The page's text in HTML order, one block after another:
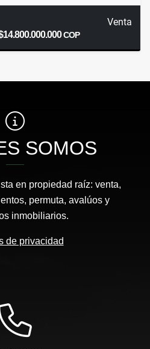
Venta
COP
SOMOS
en propiedad raíz: venta,
permuta, avalúos y
inmobiliarios.
de privacidad